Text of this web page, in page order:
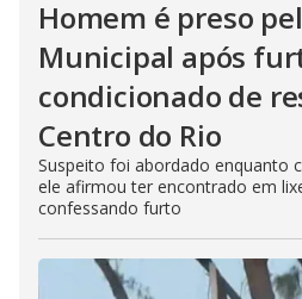
Homem é preso
Municipal após
condicionado de
Centro do Rio
Suspeito foi abordado enquanto
ele afirmou ter encontrado em
confessando furto